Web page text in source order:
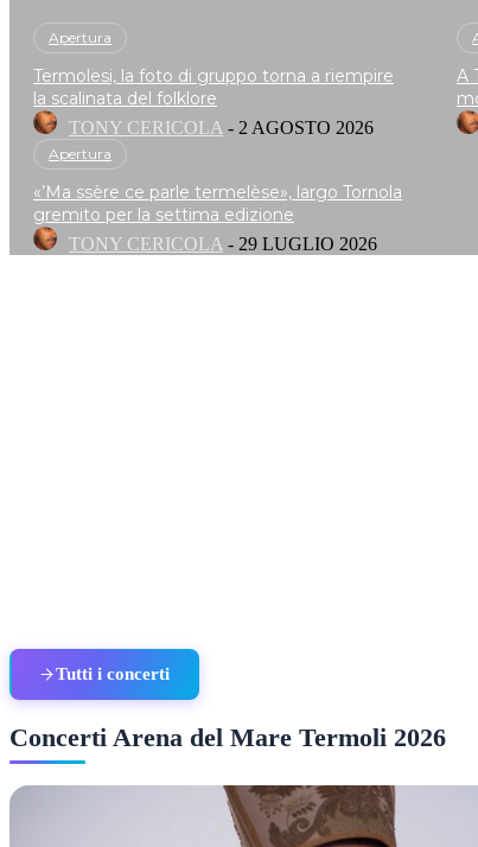
Apertura
Termolesi, la foto di gruppo torna a riempire
la scalinata del folklore
TONY CERICOLA - 2 AGOSTO 2026
A
Apertura
«’Ma ssère ce parle termelèse», largo Tornola
gremito per la settima edizione
TONY CERICOLA - 29 LUGLIO 2026
Tutti i concerti
Concerti Arena del Mare Termoli 2026